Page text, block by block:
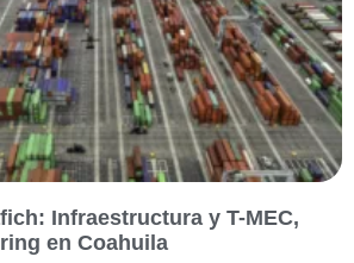
Infraestructura y T-MEC,
en Coahuila